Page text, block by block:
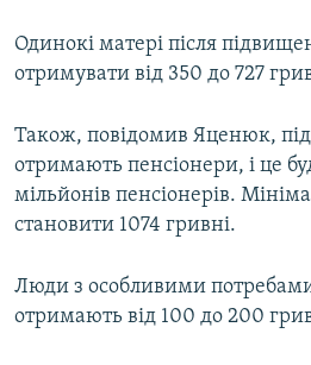
Одинокі матері після
отримувати від 350 до 727
Також, повідомив Яценюк,
отримають пенсіонери, і це
мільйонів пенсіонерів.
становити 1074 гривні.
Люди з особливими
отримають від 100 до 200